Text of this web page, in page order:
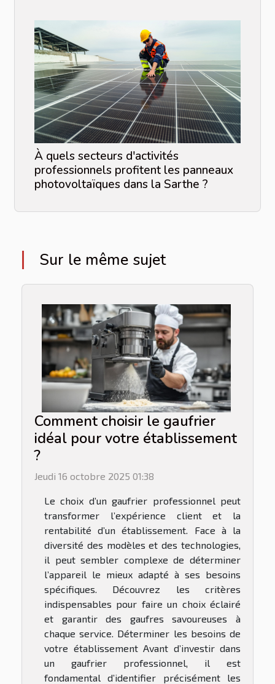
À quels secteurs d'activités
professionnels profitent les panneaux
photovoltaïques dans la Sarthe ?
Sur le même sujet
Comment choisir le gaufrier
idéal pour votre établissement
?
Jeudi 16 octobre 2025 01:38
Le choix d’un gaufrier professionnel peut
transformer l’expérience client et la
rentabilité d’un établissement. Face à la
diversité des modèles et des technologies,
il peut sembler complexe de déterminer
l’appareil le mieux adapté à ses besoins
spécifiques. Découvrez les critères
indispensables pour faire un choix éclairé
et garantir des gaufres savoureuses à
chaque service. Déterminer les besoins de
votre établissement Avant d’investir dans
un gaufrier professionnel, il est
fondamental d’identifier précisément les